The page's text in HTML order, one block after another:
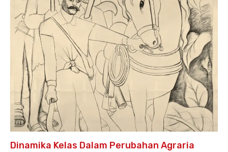
Dinamika Kelas Dalam Perubahan Agraria